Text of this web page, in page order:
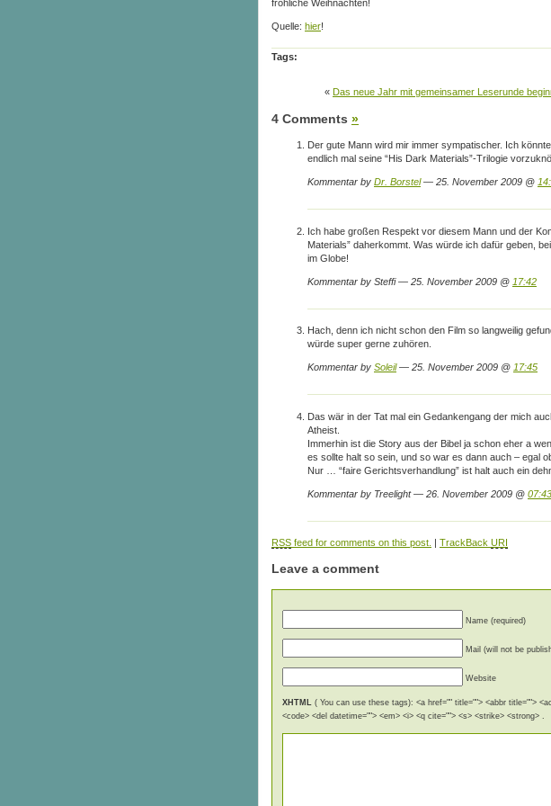
fröhliche Weihnachten!
Quelle: hier!
Tags:
« Das neue Jahr mit gemeinsamer Leserunde
4 Comments »
Der gute Mann wird mir immer sympatischer. Ich
endlich mal seine “His Dark Materials”-Trilogie
Kommentar by Dr. Borstel— 25. November 2009 @
Ich habe großen Respekt vor diesem Mann und der
Materials” daherkommt. Was würde ich dafür geben,
im Globe!
Kommentar by Steffi — 25. November 2009 @ 17:42
Hach, denn ich nicht schon den Film so langweilig
würde super gerne zuhören.
Kommentar by Soleil— 25. November 2009 @ 17:45
Das wär in der Tat mal ein Gedankengang der mich
Atheist.
Immerhin ist die Story aus der Bibel ja schon eher a
es sollte halt so sein, und so war es dann auch – egal
Nur … “faire Gerichtsverhandlung” ist halt auch ein
Kommentar by Treelight — 26. November 2009 @ 07:43
RSS feed for comments on this post. | TrackBack URI
Leave a comment
Name (required)
Mail (will not be
Website
XHTML
( You can use these tags): <a href="" title=""> <abbr title="">
<code> <del datetime=""> <em> <i> <q cite=""> <s> <strike> <strong> .